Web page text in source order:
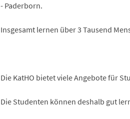
- Paderborn.
Insgesamt lernen über 3 Tausend
Die KatHO bietet viele Angebote für
Die Studenten können deshalb gut